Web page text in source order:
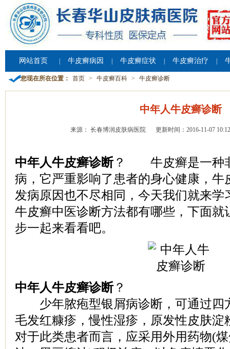
网站首页 牛皮癣病因 牛皮癣症状 牛皮癣治疗
您现在所在位置： 首页 > 牛皮癣百科 > 牛皮癣诊断
中年人牛皮癣诊断
来源： 长春博润皮肤病医院 更新时间：2016-11-07
中年人牛皮癣诊断？ 牛皮癣是一种
病，它严重影响了患者的身心健康，牛
发病原因也不尽相同，今天我们就来学
牛皮癣中医诊断方法都有哪些，下面就
步一起来看看吧。
中年人牛皮癣诊断？
少年脓疱型银屑病诊断，可通过四
毛发红糠疹，慢性湿疹，原发性皮肤淀
对于此类患者而言，应采用外用药物(